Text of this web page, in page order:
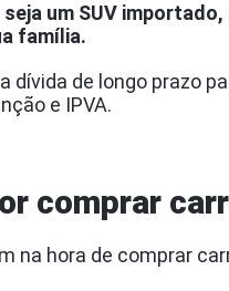
um SUV
família.
dívida de longo prazo
e IPVA.
comprar
na hora de comprar